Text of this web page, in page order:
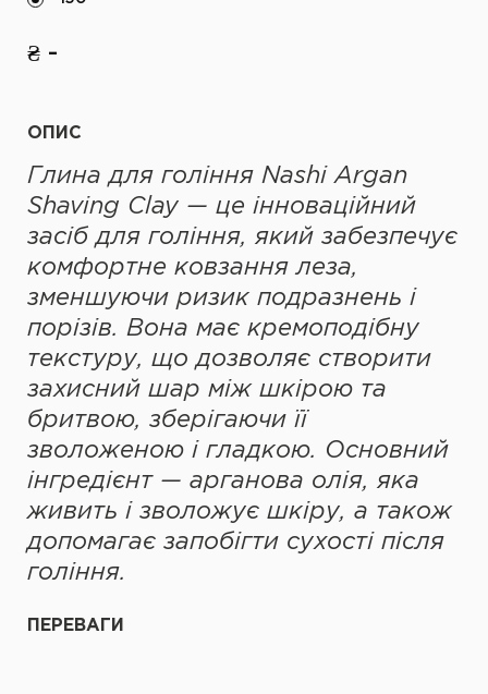
₴ -
ОПИС
Глина для гоління Nashi Argan
Shaving Clay — це інноваційний
засіб для гоління, який забезпечує
комфортне ковзання леза,
зменшуючи ризик подразнень і
порізів. Вона має кремоподібну
текстуру, що дозволяє створити
захисний шар між шкірою та
бритвою, зберігаючи її
зволоженою і гладкою. Основний
інгредієнт — арганова олія, яка
живить і зволожує шкіру, а також
допомагає запобігти сухості після
гоління.
ПЕРЕВАГИ